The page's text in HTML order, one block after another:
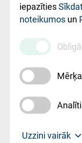
iestādes kods
010000234
Maksas
pakalpojumu
cenrādis
iepazīties
noteikumos un
Uzzini vairāk